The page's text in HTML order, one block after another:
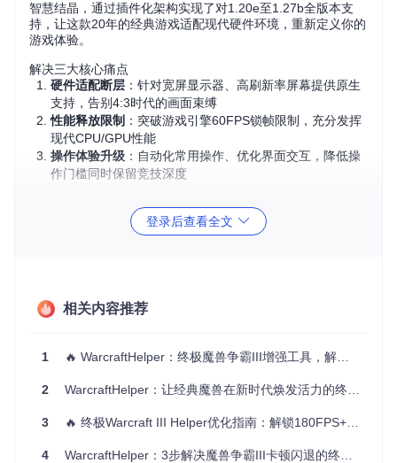
智慧结晶，通过插件化架构实现了对1.20e至1.27b全版本支
持，让这款20年的经典游戏适配现代硬件环境，重新定义你的
游戏体验。
解决三大核心痛点
硬件适配断层 ：针对宽屏显示器、高刷新率屏幕提供原生
支持，告别4:3时代的画面束缚
性能释放限制 ：突破游戏引擎60FPS锁帧限制，充分发挥
现代CPU/GPU性能
操作体验升级 ：自动化常用操作、优化界面交互，降低操
作门槛同时保留竞技深度
二、场景化方案：三步解决你的实际游戏困扰
成椭圆形，建筑比例失调。WarcraftHelper的宽屏适配功能通
过智能黑边、等比缩放和UI重排技术，完美解决这一问题。
实施步骤 ：
打开游戏根目录下的WarcraftHelper.ini配置文件
定位到[Widescreen]配置段，设置Enabled=1
根据显示器比例设置AspectRatio参数（16:9/16:10/21:9）
保存文件后按F7刷新游戏窗口生效
登录后查看全文
相关内容推荐
1 🔥 WarcraftHelper：终极魔兽争霸III增强工具，解锁宽屏/高帧率/高清体验指南
2 WarcraftHelper：让经典魔兽在新时代焕发活力的终极解决方案
3 🔥 终极Warcraft III Helper优化指南：解锁180FPS+修复技能CD显示与鼠标指针问题
4 WarcraftHelper：3步解决魔兽争霸III卡顿闪退的终极方案